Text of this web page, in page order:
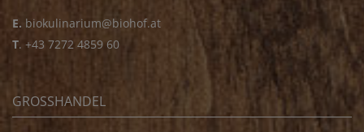
E. biokulinarium@biohof.at
T. +43 7272 4859 60
GROSSHANDEL